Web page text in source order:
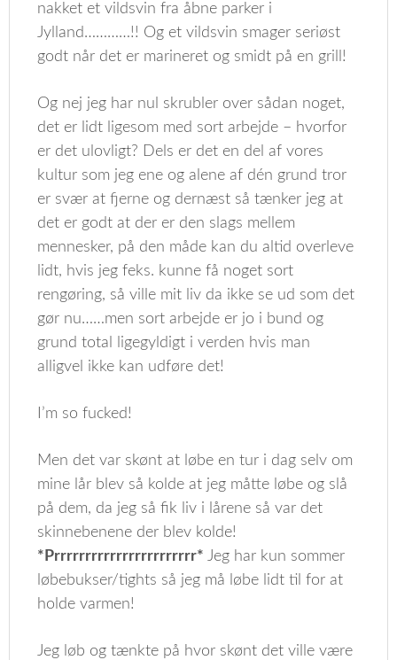
nakket et vildsvin fra åbne parker i
Jylland…………!! Og et vildsvin smager seriøst
godt når det er marineret og smidt på en grill!
Og nej jeg har nul skrubler over sådan noget,
det er lidt ligesom med sort arbejde – hvorfor
er det ulovligt? Dels er det en del af vores
kultur som jeg ene og alene af dén grund tror
er svær at fjerne og dernæst så tænker jeg at
det er godt at der er den slags mellem
mennesker, på den måde kan du altid overleve
lidt, hvis jeg feks. kunne få noget sort
rengøring, så ville mit liv da ikke se ud som det
gør nu……men sort arbejde er jo i bund og
grund total ligegyldigt i verden hvis man
alligvel ikke kan udføre det!
I’m so fucked!
Men det var skønt at løbe en tur i dag selv om
mine lår blev så kolde at jeg måtte løbe og slå
på dem, da jeg så fik liv i lårene så var det
skinnebenene der blev kolde!
*Prrrrrrrrrrrrrrrrrrrrrrr* Jeg har kun sommer
løbebukser/tights så jeg må løbe lidt til for at
holde varmen!
Jeg løb og tænkte på hvor skønt det ville være